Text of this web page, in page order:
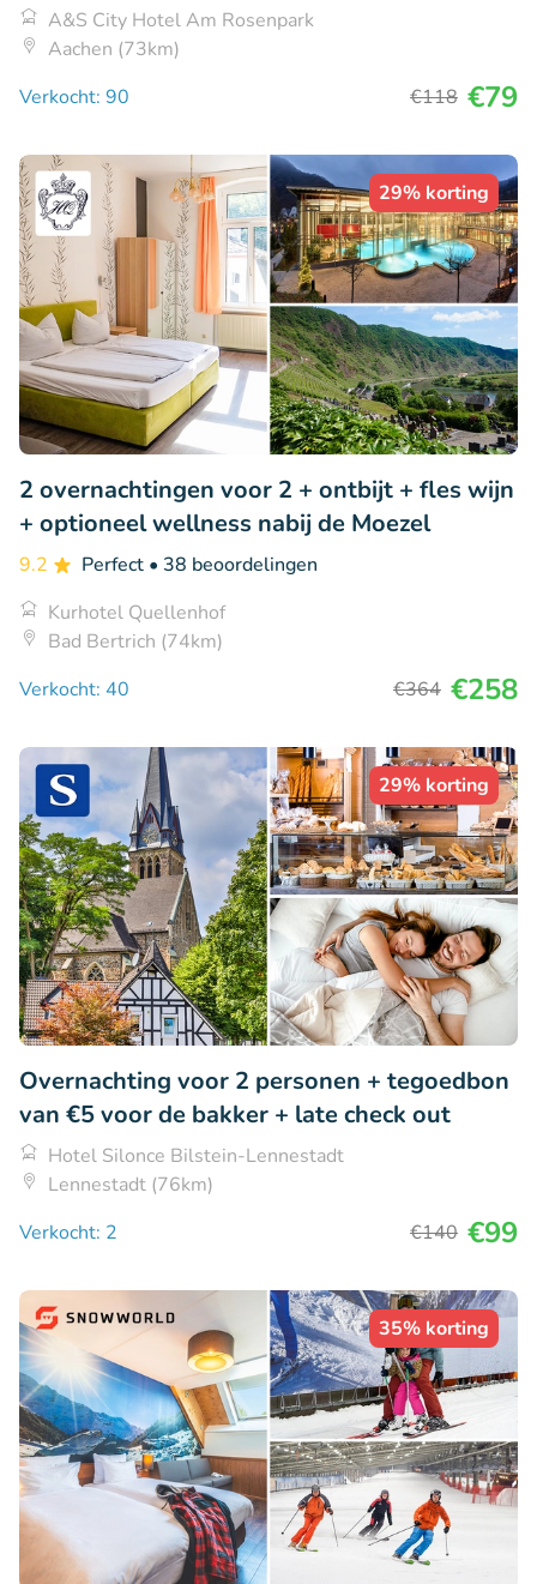
A&S City Hotel Am Rosenpark
Aachen (73km)
Verkocht: 90
€118 €79
29% korting
2 overnachtingen voor 2 + ontbijt + fles wijn
+ optioneel wellness nabij de Moezel
9.2 Perfect • 38 beoordelingen
Kurhotel Quellenhof
Bad Bertrich (74km)
Verkocht: 40
€364 €258
29% korting
Overnachting voor 2 personen + tegoedbon
van €5 voor de bakker + late check out
Hotel Silonce Bilstein-Lennestadt
Lennestadt (76km)
Verkocht: 2
€140 €99
35% korting